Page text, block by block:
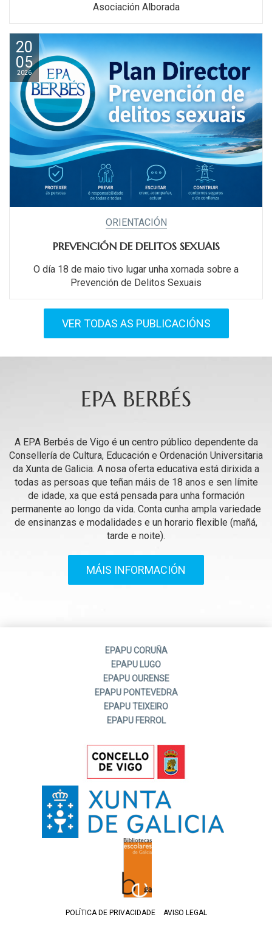
Asociación Alborada
20
05
2026
ORIENTACIÓN
PREVENCIÓN DE DELITOS SEXUAIS
O día 18 de maio tivo lugar unha xornada sobre a
Prevención de Delitos Sexuais
VER TODAS AS PUBLICACIÓNS
EPA BERBÉS
A EPA Berbés de Vigo é un centro público dependente da
Consellería de Cultura, Educación e Ordenación Universitaria
da Xunta de Galicia. A nosa oferta educativa está dirixida a
todas as persoas que teñan máis de 18 anos e sen límite
de idade, xa que está pensada para unha formación
permanente ao longo da vida. Conta cunha ampla variedade
de ensinanzas e modalidades e un horario flexible (mañá,
tarde e noite).
MÁIS INFORMACIÓN
EPAPU CORUÑA
EPAPU LUGO
EPAPU OURENSE
EPAPU PONTEVEDRA
EPAPU TEIXEIRO
EPAPU FERROL
POLÍTICA DE PRIVACIDADE AVISO LEGAL